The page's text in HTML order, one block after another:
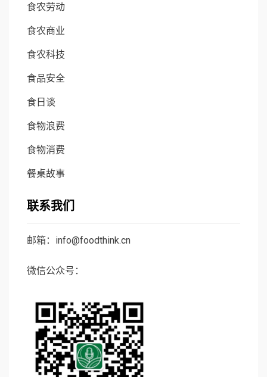
食农劳动
食农商业
食农科技
食品安全
食日谈
食物浪费
食物消费
餐桌故事
联系我们
邮箱：info@foodthink.cn
微信公众号：